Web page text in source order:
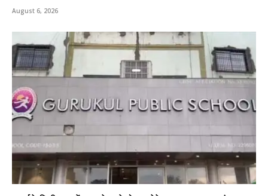
August 6, 2026